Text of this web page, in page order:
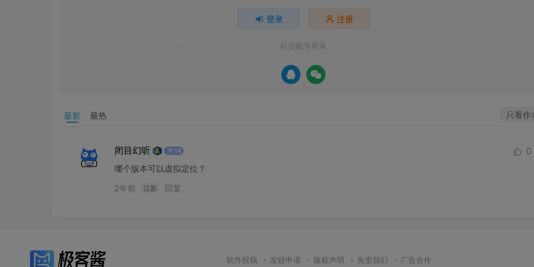
登录 注册
社交账号登录
最新 最热 只看作
闭目幻听 0
哪个版本可以虚拟定位？
2年前
江苏 回复
软件投稿 友链申请 版权声明 免责我们 广告合作